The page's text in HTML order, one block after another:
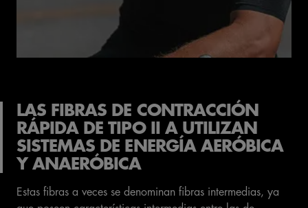
LAS FIBRAS DE CONTRACCIÓN
RÁPIDA DE TIPO II A UTILIZAN
SISTEMAS DE ENERGÍA AERÓBICA
Y ANAERÓBICA
Estas fibras a veces se denominan fibras intermedias, ya